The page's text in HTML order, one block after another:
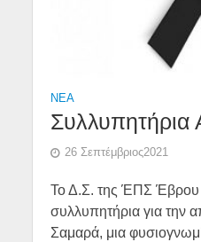
NEA
Συλλυπητήρια
26 Σεπτέμβριος2021
Το Δ.Σ. της ΈΠΣ Έβρου
συλλυπητήρια για την
Σαμαρά, μια